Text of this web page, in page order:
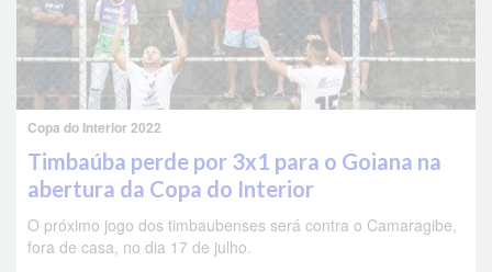
Copa do Interior 2022
Timbaúba perde por 3x1 para o Goiana na
abertura da Copa do Interior
O próximo jogo dos timbaubenses será contra o Camaragibe,
fora de casa, no dia 17 de julho.